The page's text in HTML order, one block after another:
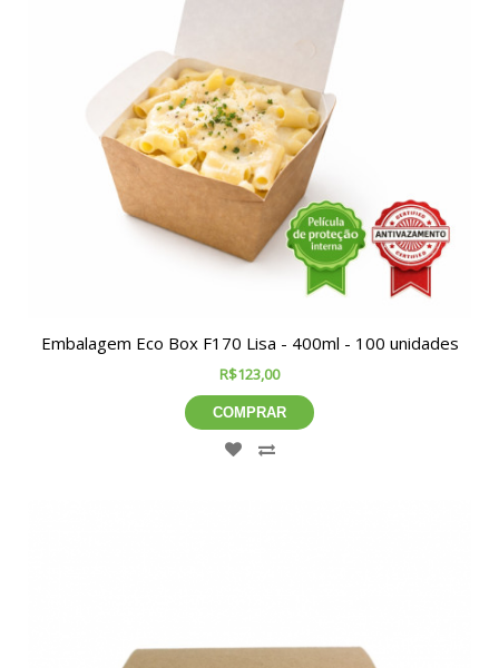
Embalagem Eco Box F170 Lisa - 400ml - 100 unidades
R$123,00
COMPRAR